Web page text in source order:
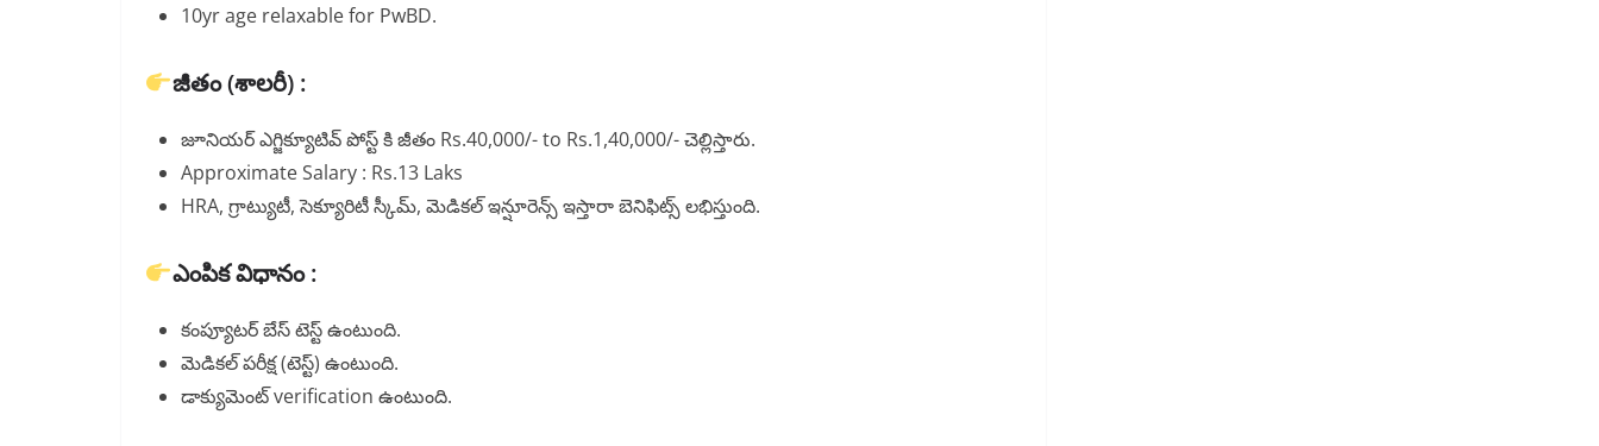
10yr age relaxable for PwBD.
జీతం (శాలరీ) :
జూనియర్ ఎగ్జిక్యూటివ్ పోస్ట్ కి జీతం Rs.40,000/- to Rs.1,40,000/- చెల్లిస్తారు.
Approximate Salary : Rs.13 Laks
HRA, గ్రాట్యుటీ, సెక్యూరిటీ స్కీమ్, మెడికల్ ఇన్షూరెన్స్ ఇస్తారా బెనిఫిట్స్ లభిస్తుంది.
ఎంపిక విధానం :
కంప్యూటర్ బేస్ టెస్ట్ ఉంటుంది.
మెడికల్ పరీక్ష (టెస్ట్) ఉంటుంది.
డాక్యుమెంట్ verification ఉంటుంది.